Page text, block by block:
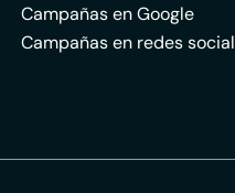
Campañas en Google
Campañas en redes